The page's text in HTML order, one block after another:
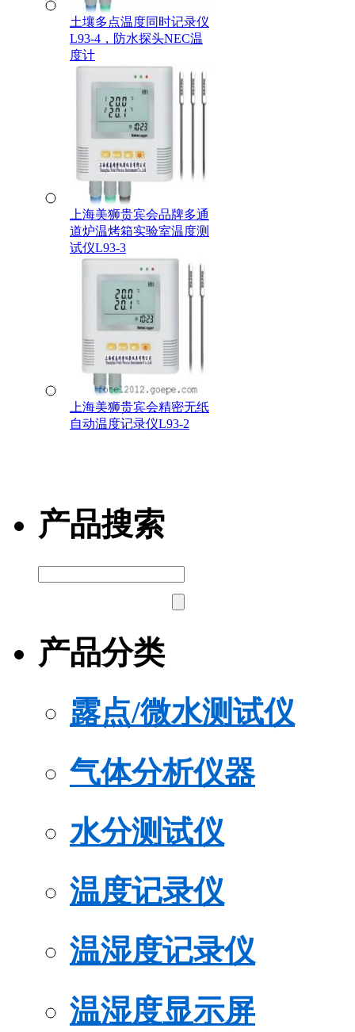
土壤多点温度同时记录仪
L93-4，防水探头NEC温
度计
上海美狮贵宾会品牌多通
道炉温烤箱实验室温度测
试仪L93-3
上海美狮贵宾会精密无纸
自动温度记录仪L93-2
产品搜索
产品分类
露点/微水测试仪
气体分析仪器
水分测试仪
温度记录仪
温湿度记录仪
温湿度显示屏